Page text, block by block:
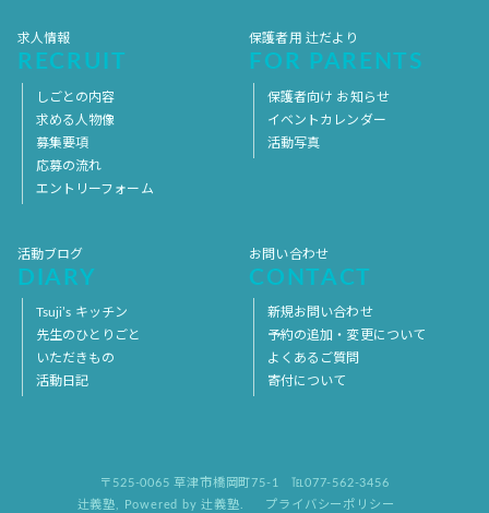
求人情報
RECRUIT
しごとの内容
求める人物像
募集要項
応募の流れ
エントリーフォーム
保護者用 辻だより
FOR PARENTS
保護者向け お知らせ
イベントカレンダー
活動写真
活動ブログ
DIARY
Tsuji’s キッチン
先生のひとりごと
いただきもの
活動日記
お問い合わせ
CONTACT
新規お問い合わせ
予約の追加・変更について
よくあるご質問
寄付について
〒525-0065 草津市橋岡町75-1
℡077-562-3456
辻義塾
Powered by 辻義塾. プライバシーポリシー